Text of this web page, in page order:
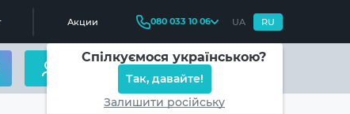
Акции 080 033 10 06 UA RU
Спілкуємося українською?
Так, давайте!
Залишити російську